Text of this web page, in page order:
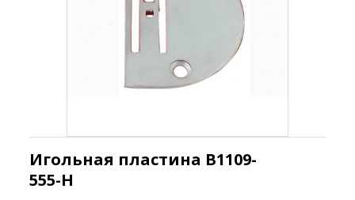
Игольная пластина B1109-
555-H